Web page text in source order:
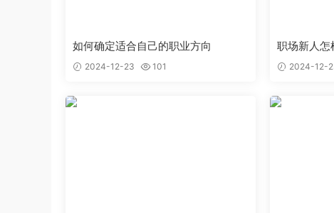
如何确定适合自己的职业方向
2024-12-23 101
职场新人怎
2024-12-